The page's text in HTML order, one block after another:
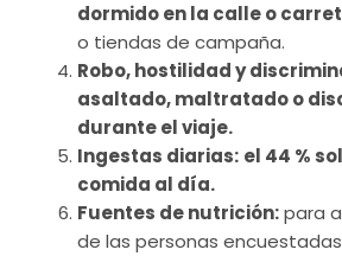
dormido en la calle o
o tiendas de campaña.
Robo, hostilidad y
asaltado, maltratado o
durante el viaje.
Ingestas diarias: el 44 %
comida al día.
Fuentes de nutrición:para
de las personas